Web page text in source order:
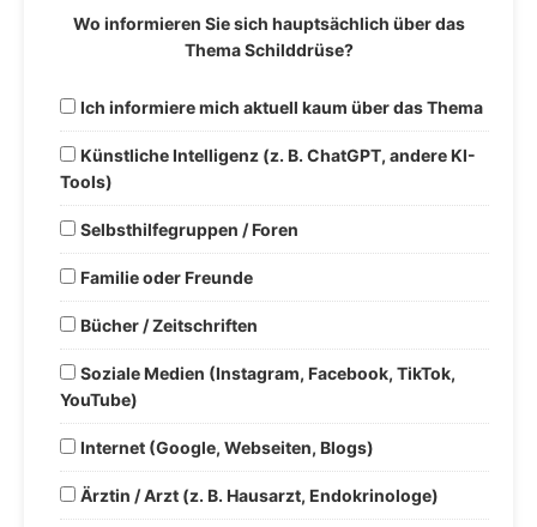
Wo informieren Sie sich hauptsächlich über das
Thema Schilddrüse?
Ich informiere mich aktuell kaum über das Thema
Künstliche Intelligenz (z. B. ChatGPT, andere KI-
Tools)
Selbsthilfegruppen / Foren
Familie oder Freunde
Bücher / Zeitschriften
Soziale Medien (Instagram, Facebook, TikTok,
YouTube)
Internet (Google, Webseiten, Blogs)
Ärztin / Arzt (z. B. Hausarzt, Endokrinologe)